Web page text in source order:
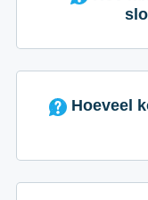
Hoeveel kost het om de voordeur te